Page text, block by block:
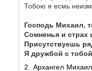
Тобою я есмь
Господь Михаил,
Сомненья и
Присутствуешь
Я дружбой с
2. Архангел